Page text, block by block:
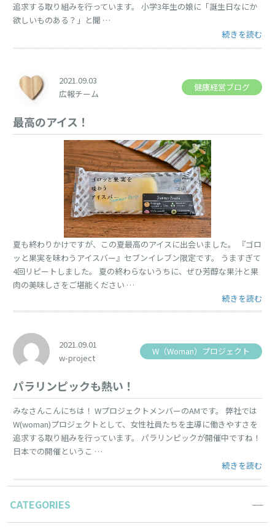
追求する取り組みを行っています。 小学3年生の娘に「誕生日なにか
欲しいものある？」と聞 …
“娘への誕生
続きを読む
2021.09.03
広報チーム
健康経営ブログ
最高のアイス！
夏も終わりかけですが、この夏最高のアイスに出会いました。 『ゴロ
ッと果実を味わうアイスバー』セブンイレブン限定です。 うますぎて
4回リピートしました。 夏の終わらないうちに、ぜひ芳醇な果汁と果
肉の美味しさをご堪能ください …
“最高のアイス
続きを読む
2021.09.01
w-project
W（Woman）プロジェクト
パラリンピックも熱い！
みなさんこんにちは！ WプロジェクトメンバーのAMです。 弊社では
W(woman)プロジェクトとして、女性社員たちを主導に働きやすさを
追求する取り組みを行っています。 パラリンピックが開催中ですね！
日本での開催というこ …
“パラリンピ
続きを読む
CATEGORIES